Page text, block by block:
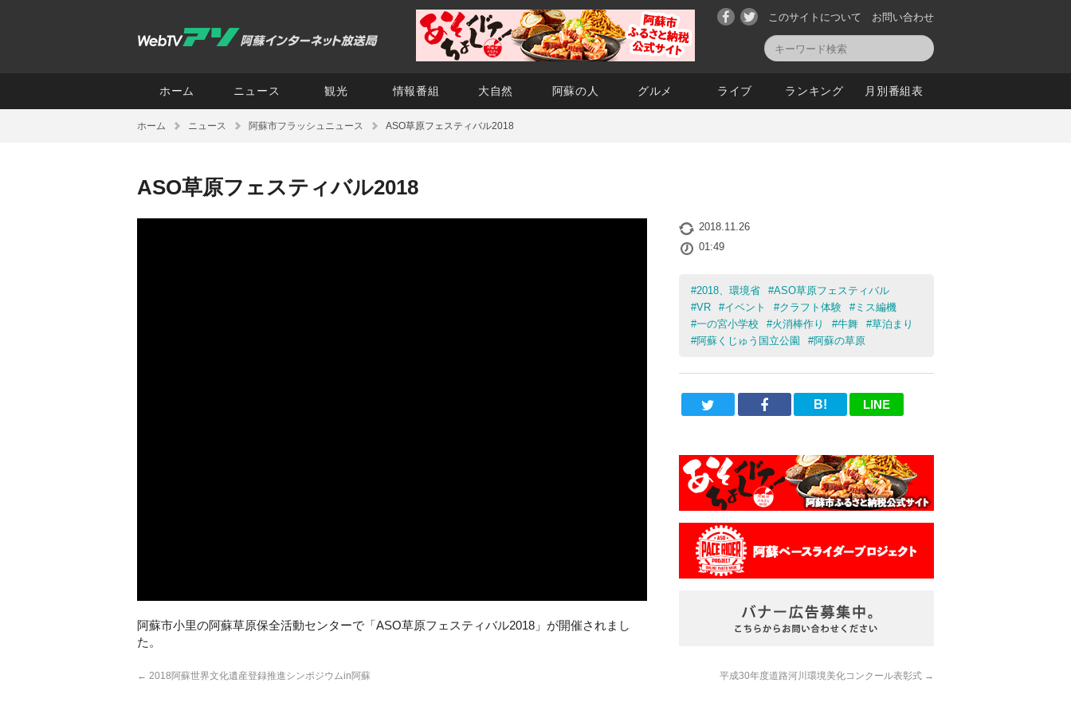
お問い合わせ
このサイトについて
ホーム ニュース 観光 情報番組 大自然 阿蘇の人 グルメ ライブ ランキング 月別番組表
ホーム ニュース 阿蘇市フラッシュニュース ASO草原フェスティバル2018
ASO草原フェスティバル2018
阿蘇市小里の阿蘇草原保全活動センターで「ASO草原フェスティバル2018」が開催されまし
た。
2018.11.26
01:49
#2018、環境省 #ASO草原フェスティバル
#VR #イベント #クラフト体験 #ミス編機
#一の宮小学校 #火消棒作り #牛舞 #草泊まり
#阿蘇くじゅう国立公園 #阿蘇の草原
B! LINE
← 2018阿蘇世界文化遺産登録推進シンポジウムin阿蘇 平成30年度道路河川環境美化コンクール表彰式 →